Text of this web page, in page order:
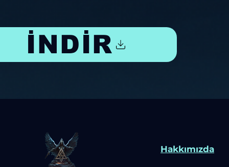
İNDİR
Hakkımızda